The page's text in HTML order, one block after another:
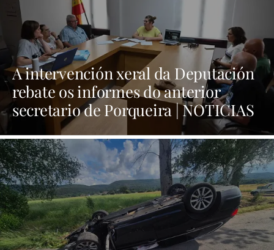
A intervención xeral da Deputación
rebate os informes do anterior
secretario de Porqueira | NOTICIAS